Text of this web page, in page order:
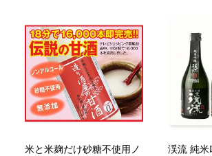
米と米麹だけ砂糖不使用ノ
渓流 純米